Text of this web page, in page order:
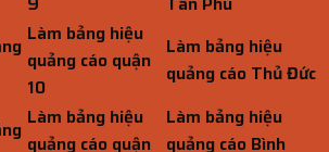
Làm bảng hiệu
quảng cáo quận
10
Làm bảng hiệu
quảng cáo Thủ Đức
Làm bảng hiệu
quảng cáo quận
Làm bảng hiệu
quảng cáo Bình